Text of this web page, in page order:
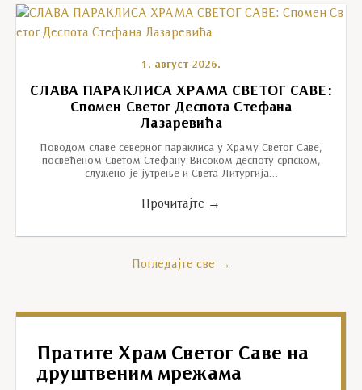
1. август 2026.
СЛАВА ПАРАКЛИСА ХРАМА СВЕТОГ САВЕ:
Спомен Светог Деспота Стефана
Лазаревића
Поводом славе северног параклиса у Храму Светог Саве,
посвећеном Светом Стефану Високом деспоту српском,
служено је јутрење и Света Литургија…
Прочитајте →
Погледајте све →
Пратите Храм Светог Саве на
друштвеним мрежама